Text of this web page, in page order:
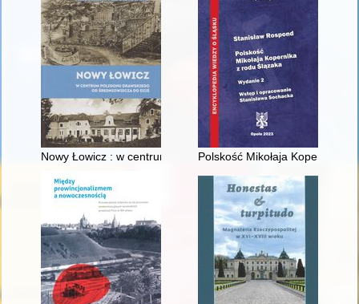
Nowy Łowicz : w centrum poligonu drawskiego od
Polskość Mikołaja Kopernika z